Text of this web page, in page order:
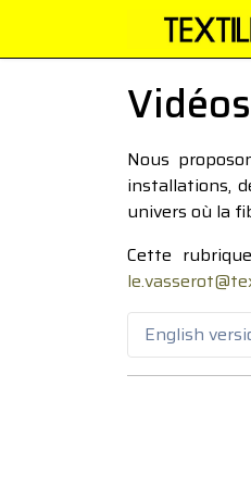
Nous
installations,
univers où la
Cette
English